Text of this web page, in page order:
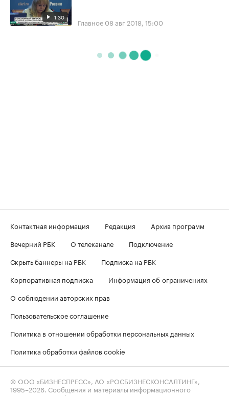
1:30 Главное 08 авг 2018, 15:00
Контактная информация Редакция
Архив программ
Вечерний РБК
О телеканале
Подключение
Скрыть баннеры на РБК
Подписка на РБК
Корпоративная подписка
Информация об ограничениях
О соблюдении авторских прав
Пользовательское соглашение
Политика в отношении обработки персональных данных
Политика обработки файлов cookie
© ООО «БИЗНЕСПРЕСС», АО «РОСБИЗНЕСКОНСАЛТИНГ»,
1995–2026 . Сообщения и материалы информационного